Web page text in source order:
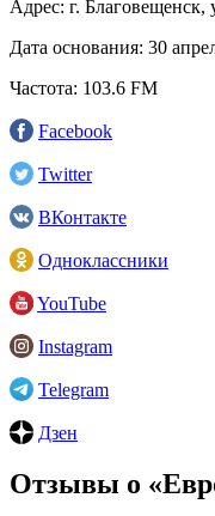
Адрес: г.
Дата основания: 30
Частота: 103.6 FM
Facebook
Twitter
ВКонтакте
Одноклассники
YouTube
Instagram
Telegram
Дзен
Отзывы о